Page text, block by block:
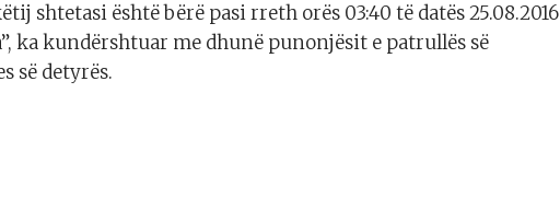
shtetasi është bërë pasi rreth orës 03:40 të datës 25.08.2016
ka kundërshtuar me dhunë punonjësit e patrullës së
së detyrës.